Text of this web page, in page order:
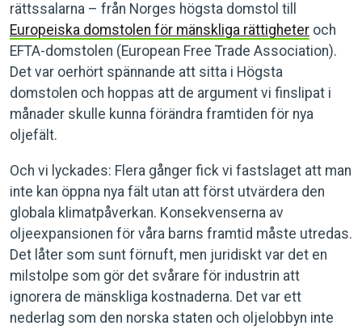
rättssalarna – från Norges högsta domstol till
Europeiska domstolen för mänskliga rättigheter och
EFTA-domstolen (European Free Trade Association).
Det var oerhört spännande att sitta i Högsta
domstolen och hoppas att de argument vi finslipat i
månader skulle kunna förändra framtiden för nya
oljefält.
Och vi lyckades: Flera gånger fick vi fastslaget att man
inte kan öppna nya fält utan att först utvärdera den
globala klimatpåverkan. Konsekvenserna av
oljeexpansionen för våra barns framtid måste utredas.
Det låter som sunt förnuft, men juridiskt var det en
milstolpe som gör det svårare för industrin att
ignorera de mänskliga kostnaderna. Det var ett
nederlag som den norska staten och oljelobbyn inte